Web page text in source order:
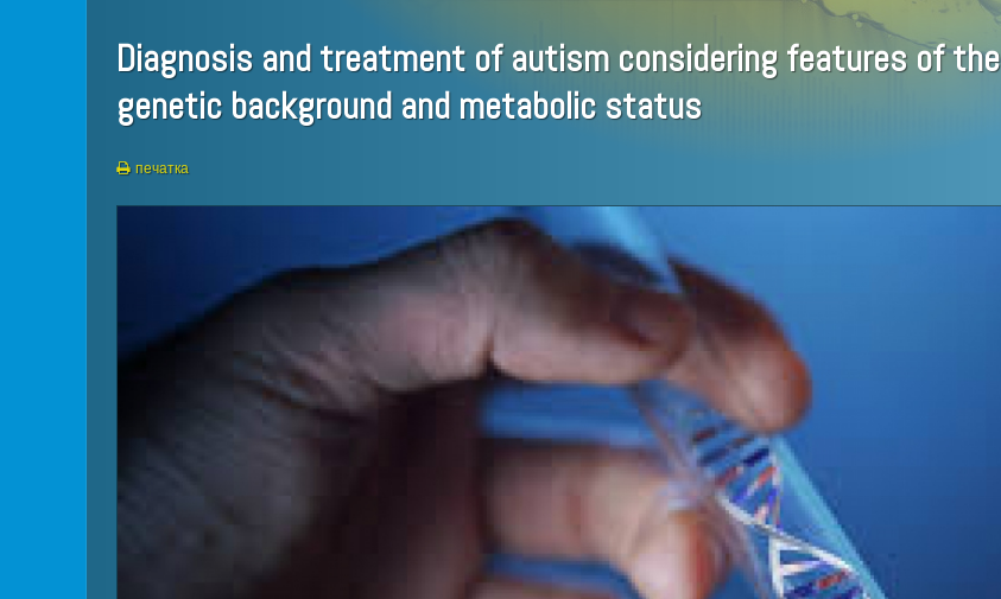
Diagnosis and treatment of autism considering features of the
genetic background and metabolic status
печатка